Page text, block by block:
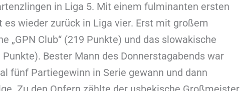
in Liga 5. Mit einem fulminanten ersten
es wieder zurück in Liga vier. Erst mit großem
„GPN Club“ (219 Punkte) und das slowakische
Punkte). Bester Mann des Donnerstagabends war
fünf Partiegewinn in Serie gewann und dann